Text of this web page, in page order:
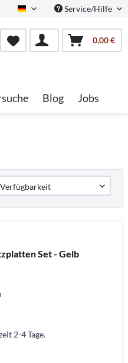
German Service/Hilfe
0,00 €
Blog Jobs
Set - Gelb
2-4 Tage.